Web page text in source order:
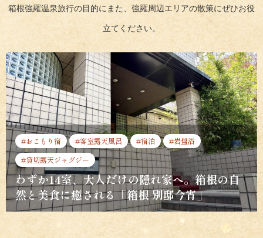
箱根強羅温泉旅行の目的にまた、強羅周辺エリアの散策にぜひお役
立てください。
#おこもり宿 #客室露天風呂 #宿泊
#岩盤浴
#貸切露天ジャグジー
わずか14室、大人だけの隠れ家へ。箱根の自
然と美食に癒される「箱根 別邸今宵」